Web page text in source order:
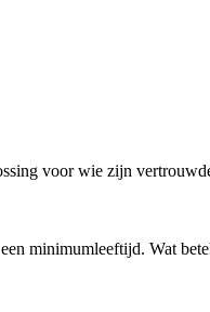
voor wie zijn
minimumleeftijd. Wat